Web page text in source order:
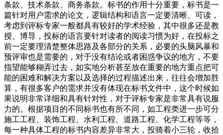
条款、技术条款、商务条款。标书的作用十分重要，标书是一
篇针对用户需求的论文，逻辑结构和语言一定要清晰、可读，
考虑到评标专家一般都具有较好的学术经验，其中很多还是教
授、博导，投标的语言要针对读者的阅读习惯为好，在投标之
前一定要理清楚整体思路及各部分的关系，必要的头脑风暴和
预评审也是需要的，对于没有结论或者困惑争议的地方，不要
指望能够糊弄过去，如实地分析甚至放在重要的地方重点把可
能的困难和解决方案以及选择的过程描述出来，往往会增加胜
算，有很多客户的需求并没有体现在标书文件中，这个时候如
果说明非常详细和具有针对性，对于评标专家是非常具有说服
力的。根据项目的不同标书也有所不同，如工程类进一步可分
施工工程、装饰工程、水利工程、道路工程、化学工程等等，
每一种具体工程的标书内容差异非常大，投骑着小三轮，收拾